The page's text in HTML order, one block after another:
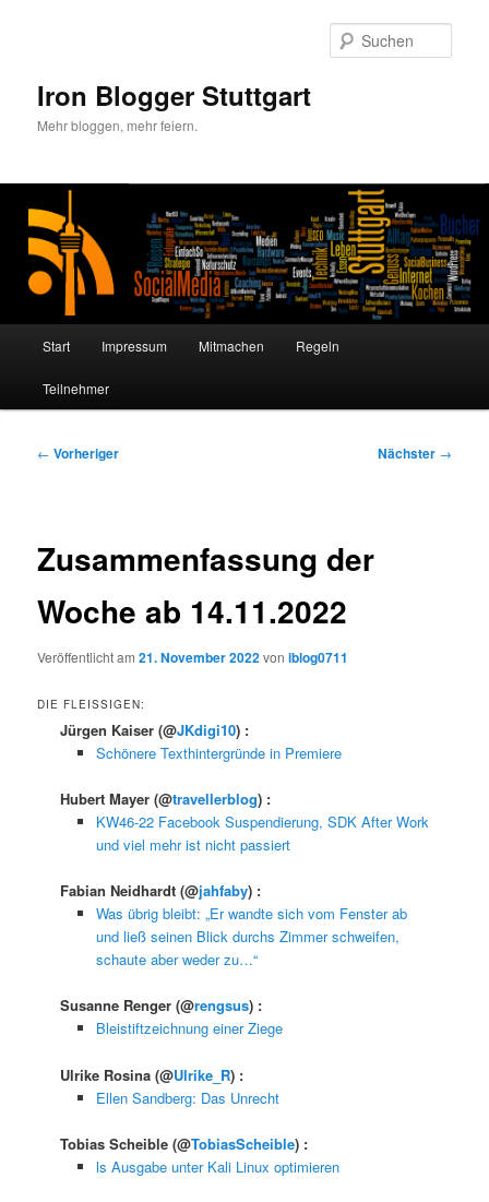
Iron Blogger Stuttgart
Mehr bloggen, mehr feiern.
Start Impressum Mitmachen Regeln
Teilnehmer
Beitragsnavigation
← Vorheriger Nächster →
Zusammenfassung der
Woche ab 14.11.2022
Veröffentlicht am21. November 2022voniblog0711
DIE FLEISSIGEN:
Jürgen Kaiser(@JKdigi10) :
Schönere Texthintergründe in Premiere
Hubert Mayer(@travellerblog) :
KW46-22 Facebook Suspendierung, SDK After Work
und viel mehr ist nicht passiert
Fabian Neidhardt(@jahfaby) :
Was übrig bleibt: „Er wandte sich vom Fenster ab
und ließ seinen Blick durchs Zimmer schweifen,
schaute aber weder zu…“
Susanne Renger(@rengsus) :
Bleistiftzeichnung einer Ziege
Ulrike Rosina(@Ulrike_R) :
Ellen Sandberg: Das Unrecht
Tobias Scheible(@TobiasScheible) :
ls Ausgabe unter Kali Linux optimieren